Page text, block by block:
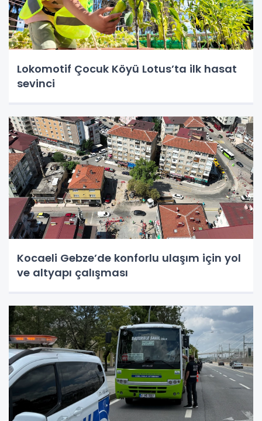
Lokomotif Çocuk Köyü Lotus’ta ilk hasat
sevinci
Kocaeli Gebze’de konforlu ulaşım için yol
ve altyapı çalışması